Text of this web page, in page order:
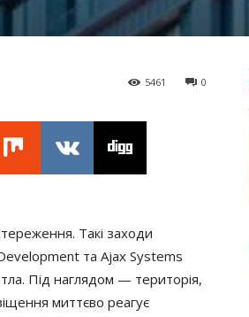
0
5461
Такі заходи
та Ajax Systems
Під наглядом — територія,
миттєво реагує